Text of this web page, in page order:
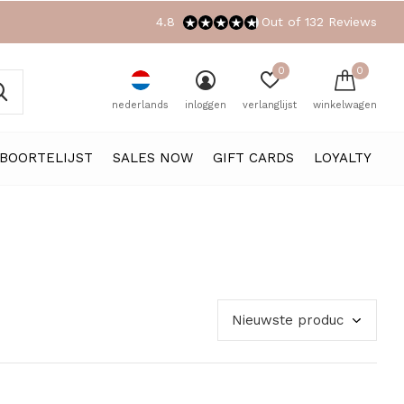
SALES NOW GIFT CARDS LOYALTY
nederlands inloggen verlanglijst
0
winkelwagen
0
4.8 Out of 132 Reviews